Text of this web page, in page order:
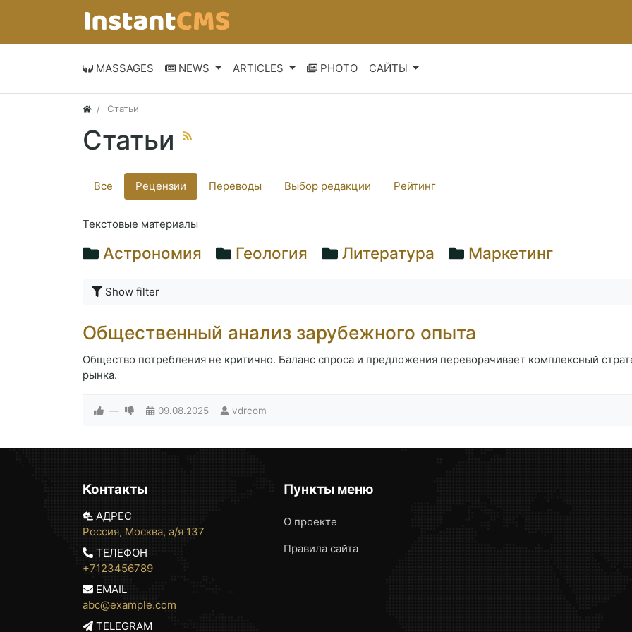
MASSAGES NEWS ARTICLES PHOTO САЙТЫ
Статьи
Статьи
Все Рецензии Переводы Выбор редакции Рейтинг
Текстовые материалы
Астрономия Геология Литература Маркетинг
Show filter
Общественный анализ зарубежного опыта
Общество потребления не критично. Баланс спроса и предложения переворачивает комплексный
рынка.
— 09.08.2025 vdrcom
Контакты
АДРЕС
Россия, Москва, а/я 137
ТЕЛЕФОН
+7123456789
EMAIL
abc@example.com
TELEGRAM
Пункты меню
О проекте
Правила сайта